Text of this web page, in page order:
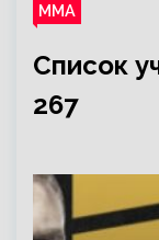
ММА
Список
267